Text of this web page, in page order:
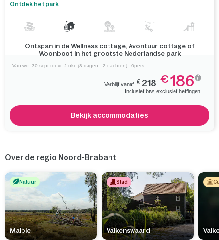
Ontdek het park
Ontspan in de Wellness cottage, Avontuur cottage of
Woonboot in het grootste Nederlandse park
Van wo. 30 sept tot vr. 2 okt (3 dagen - 2 nachten) - 0pers.
Verblijf vanaf € 218 €186
Inclusief btw, exclusief heffingen.
Bekijk accommodaties
Over de regio Noord-Brabant
Natuur
Malpie
Stad
Valkenswaard